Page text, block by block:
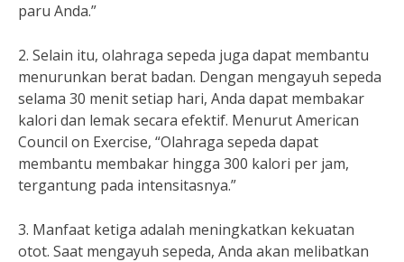
paru Anda.”
2. Selain itu, olahraga sepeda juga dapat membantu
menurunkan berat badan. Dengan mengayuh sepeda
selama 30 menit setiap hari, Anda dapat membakar
kalori dan lemak secara efektif. Menurut American
Council on Exercise, “Olahraga sepeda dapat
membantu membakar hingga 300 kalori per jam,
tergantung pada intensitasnya.”
3. Manfaat ketiga adalah meningkatkan kekuatan
otot. Saat mengayuh sepeda, Anda akan melibatkan